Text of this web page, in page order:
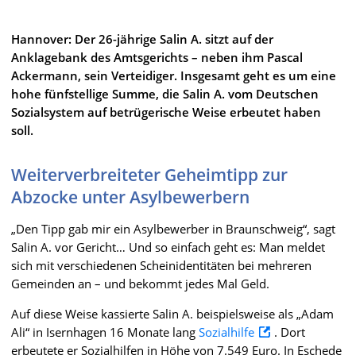
Hannover: Der 26-jährige Salin A. sitzt auf der
Anklagebank des Amtsgerichts – neben ihm Pascal
Ackermann, sein Verteidiger. Insgesamt geht es um eine
hohe fünfstellige Summe, die Salin A. vom Deutschen
Sozialsystem auf betrügerische Weise erbeutet haben
soll.
Weiterverbreiteter Geheimtipp zur
Abzocke unter Asylbewerbern
„Den Tipp gab mir ein Asylbewerber in Braunschweig“, sagt
Salin A. vor Gericht… Und so einfach geht es: Man meldet
sich mit verschiedenen Scheinidentitäten bei mehreren
Gemeinden an – und bekommt jedes Mal Geld.
Auf diese Weise kassierte Salin A. beispielsweise als „Adam
Ali“ in Isernhagen 16 Monate lang Sozialhilfe
. Dort
erbeutete er Sozialhilfen in Höhe von 7.549 Euro. In Eschede